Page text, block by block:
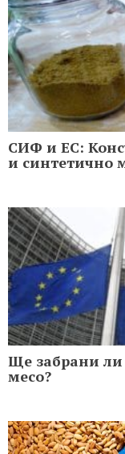
СИФ и ЕС:
и синтетично
Ще забрани ли
месо?